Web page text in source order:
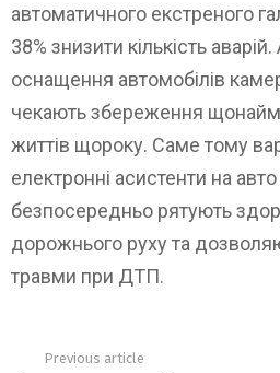
автоматичного екстреного
38% знизити кількість
оснащення автомобілів
чекають збереження
життів щороку. Саме тому
електронні асистенти на
безпосередньо рятують
дорожнього руху та
травми при ДТП.
Previous article